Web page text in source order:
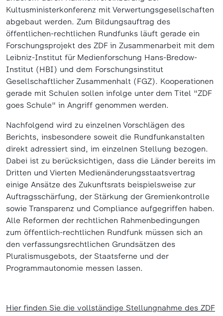
Kultusministerkonferenz mit Verwertungsgesellschaften
abgebaut werden. Zum Bildungsauftrag des
öffentlichen-rechtlichen Rundfunks läuft gerade ein
Forschungsprojekt des ZDF in Zusammenarbeit mit dem
Leibniz-Institut für Medienforschung Hans-Bredow-
Institut (HBI) und dem Forschungsinstitut
Gesellschaftlicher Zusammenhalt (FGZ). Kooperationen
gerade mit Schulen sollen infolge unter dem Titel "ZDF
goes Schule" in Angriff genommen werden.
Nachfolgend wird zu einzelnen Vorschlägen des
Berichts, insbesondere soweit die Rundfunkanstalten
direkt adressiert sind, im einzelnen Stellung bezogen.
Dabei ist zu berücksichtigen, dass die Länder bereits im
Dritten und Vierten Medienänderungsstaatsvertrag
einige Ansätze des Zukunftsrats beispielsweise zur
Auftragsschärfung, der Stärkung der Gremienkontrolle
sowie Transparenz und Compliance aufgegriffen haben.
Alle Reformen der rechtlichen Rahmenbedingungen
zum öffentlich-rechtlichen Rundfunk müssen sich an
den verfassungsrechtlichen Grundsätzen des
Pluralismusgebots, der Staatsferne und der
Programmautonomie messen lassen.
Hier finden Sie die vollständige Stellungnahme des ZDF